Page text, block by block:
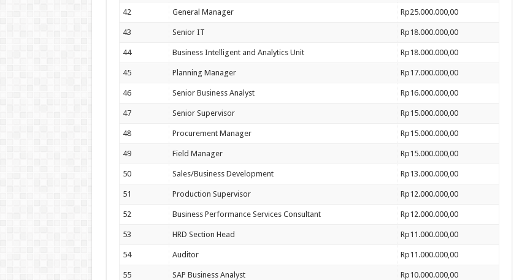
42 General Manager Rp25.000.000,00
43 Senior IT Rp18.000.000,00
44 Business Intelligent and Analytics Unit Rp18.000.000,00
45 Planning Manager Rp17.000.000,00
46 Senior Business Analyst Rp16.000.000,00
47 Senior Supervisor Rp15.000.000,00
48 Procurement Manager Rp15.000.000,00
49 Field Manager Rp15.000.000,00
50 Sales/Business Development Rp13.000.000,00
51 Production Supervisor Rp12.000.000,00
52 Business Performance Services Consultant Rp12.000.000,00
53 HRD Section Head Rp11.000.000,00
54 Auditor Rp11.000.000,00
55 SAP Business Analyst Rp10.000.000,00